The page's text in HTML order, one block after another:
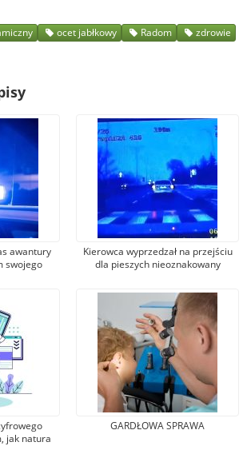
ocet jabłkowy Radom zdrowie
awantury
swojego
Kierowca wyprzedzał na przejściu
dla pieszych nieoznakowany
kosztowało
jak natura
GARDŁOWA SPRAWA